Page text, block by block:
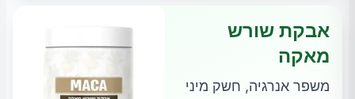
אבקת שורש
מאקה
משפר אנרגיה, חשק מיני